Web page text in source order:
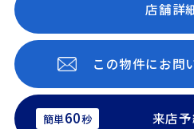
店舗詳
この物件にお問
簡単60秒 来店